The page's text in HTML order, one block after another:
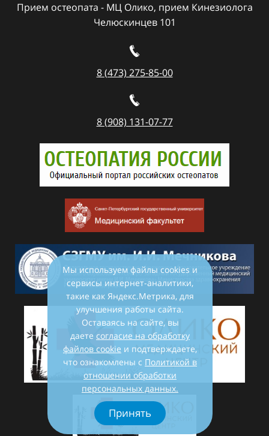
Прием остеопата - МЦ Олико, прием Кинезиолога
Челюскинцев 101
8 (473) 275-85-00
8 (908) 131-07-77
Мы используем файлы cookies и
сервисы интернет-аналитики,
такие как Яндекс.Метрика, для
улучшения работы сайта.
Оставаясь на сайте, вы
даете согласие на обработку
файлов cookie и подтверждаете,
что ознакомлены с Политикой в
отношении обработки
персональных данных.
Принять